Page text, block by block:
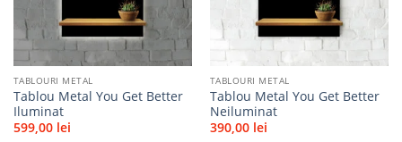
TABLOURI METAL
Tablou Metal You Get Better
Iluminat
599,00 lei
TABLOURI METAL
Tablou Metal You Get Better
Neiluminat
390,00 lei